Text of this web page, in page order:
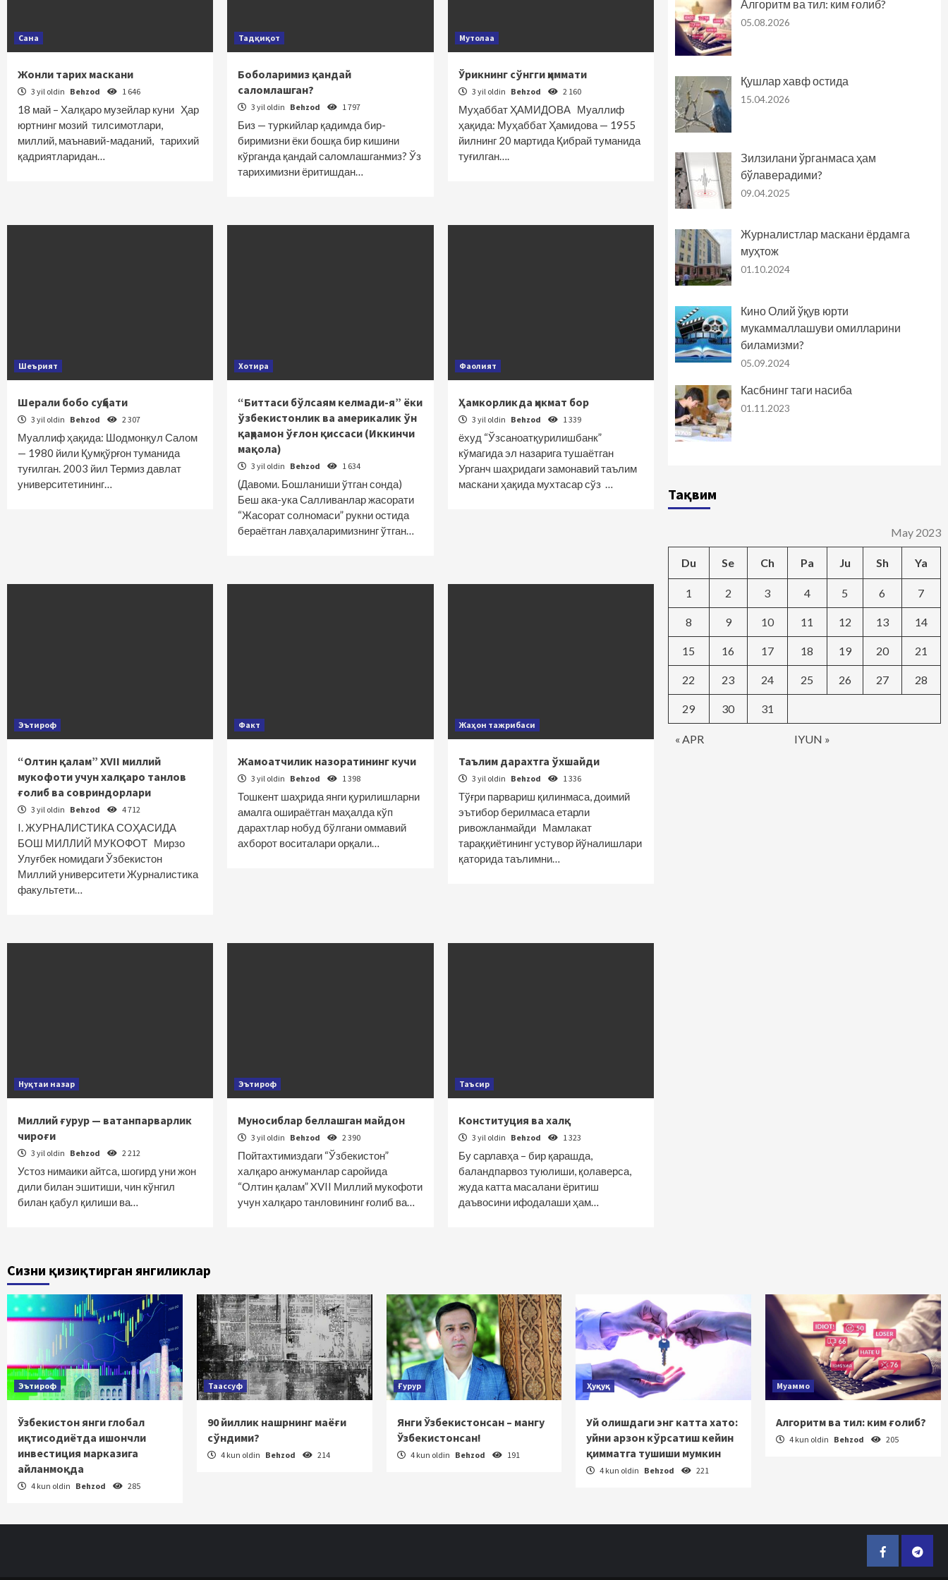
Сана
Жонли тарих маскани
3 yil oldin Behzod 1 646
18 май – Халқаро музейлар куни Ҳар
юртнинг мозий тилсимотлари,
миллий, маънавий-маданий, тарихий
қадриятларидан…
Тадқиқот
Боболаримиз қандай
саломлашган?
3 yil oldin Behzod 1 797
Биз — туркийлар қадимда бир-
биримизни ёки бошқа бир кишини
кўрганда қандай саломлашганмиз? Ўз
тарихимизни ёритишдан…
Мутолаа
Ўрикнинг сўнгги ҳиммати
3 yil oldin Behzod 2 160
Муҳаббат ҲАМИДОВА Муаллиф
ҳақида: Муҳаббат Ҳамидова — 1955
йилнинг 20 мартида Қибрай туманида
туғилган….
Шеърият
Шерали бобо суҳбати
3 yil oldin Behzod 2 307
Муаллиф ҳақида: Шодмонқул Салом
— 1980 йили Қумқўрғон туманида
туғилган. 2003 йил Термиз давлат
университетининг…
Хотира
“Биттаси бўлсаям келмади-я” ёки
ўзбекистонлик ва америкалик ўн
қаҳрамон ўғлон қиссаси (Иккинчи
мақола)
3 yil oldin Behzod 1 634
(Давоми. Бошланиши ўтган сонда)
Беш ака-ука Салливанлар жасорати
“Жасорат солномаси” рукни остида
бераётган лавҳаларимизнинг ўтган…
Фаолият
Ҳамкорликда ҳикмат бор
3 yil oldin Behzod 1 339
ёхуд “Ўзсаноатқурилишбанк”
кўмагида эл назарига тушаётган
Урганч шаҳридаги замонавий таълим
маскани ҳақида мухтасар сўз …
Эътироф
“Олтин қалам” ХVII миллий
мукофоти учун халқаро танлов
ғолиб ва совриндорлари
3 yil oldin Behzod 4 712
I. ЖУРНАЛИСТИКА СОҲАСИДА
БОШ МИЛЛИЙ МУКОФОТ Мирзо
Улуғбек номидаги Ўзбекистон
Миллий университети Журналистика
факультети…
Факт
Жамоатчилик назоратининг кучи
3 yil oldin Behzod 1 398
Тошкент шаҳрида янги қурилишларни
амалга ошираётган маҳалда кўп
дарахтлар нобуд бўлгани оммавий
ахборот воситалари орқали…
Жаҳон тажрибаси
Таълим дарахтга ўхшайди
3 yil oldin Behzod 1 336
Тўғри парвариш қилинмаса, доимий
эътибор берилмаса етарли
ривожланмайди Мамлакат
тараққиётининг устувор йўналишлари
қаторида таълимни…
Нуқтаи назар
Миллий ғурур — ватанпарварлик
чироғи
3 yil oldin Behzod 2 212
Устоз нимаики айтса, шогирд уни жон
дили билан эшитиши, чин кўнгил
билан қабул қилиши ва…
Эътироф
Муносиблар беллашган майдон
3 yil oldin Behzod 2 390
Пойтахтимиздаги “Ўзбекистон”
халқаро анжуманлар саройида
“Олтин қалам” XVII Миллий мукофоти
учун халқаро танловининг ғолиб ва…
Таъсир
Конституция ва халқ
3 yil oldin Behzod 1 323
Бу сарлавҳа – бир қарашда,
баландпарвоз туюлиши, қолаверса,
жуда катта масалани ёритиш
даъвосини ифодалаши ҳам…
Алгоритм ва тил: ким ғолиб?
05.08.2026
Қушлар хавф остида
15.04.2026
Зилзилани ўрганмаса ҳам
бўлаверадими?
09.04.2025
Журналистлар маскани ёрдамга
муҳтож
01.10.2024
Кино Олий ўқув юрти
мукаммаллашуви омилларини
биламизми?
05.09.2024
Касбнинг таги насиба
01.11.2023
Тақвим
May 2023
Du Se Ch Pa Ju Sh Ya
« APR IYUN »
1 2 3 4 5 6 7
8 9 10 11 12 13 14
15 16 17 18 19 20 21
22 23 24 25 26 27 28
29 30 31
Сизни қизиқтирган янгиликлар
Эътироф
Ўзбекистон янги глобал
иқтисодиётда ишончли
инвестиция марказига
айланмоқда
4 kun oldin Behzod 285
Таассуф
90 йиллик нашрнинг маёғи
сўндими?
4 kun oldin Behzod 214
Ғурур
Янги Ўзбекистонсан – мангу
Ўзбекистонсан!
4 kun oldin Behzod 191
Ҳуқуқ
Уй олишдаги энг катта хато:
уйни арзон кўрсатиш кейин
қимматга тушиши мумкин
4 kun oldin Behzod 221
Муаммо
Алгоритм ва тил: ким ғолиб?
4 kun oldin Behzod 205
Facebook